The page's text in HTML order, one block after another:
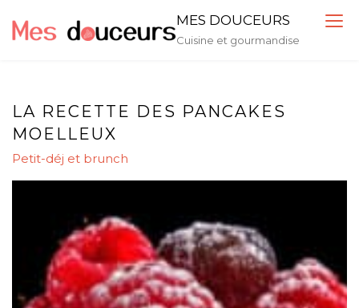
MES DOUCEURS
Cuisine et gourmandise
LA RECETTE DES PANCAKES
MOELLEUX
Petit-déj et brunch